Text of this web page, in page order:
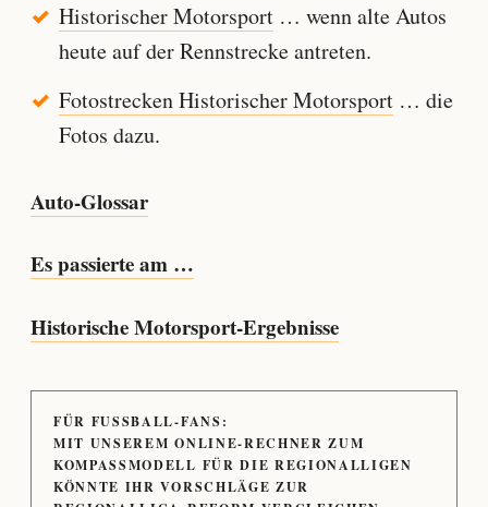
Historischer Motorsport… wenn alte Autos
heute auf der Rennstrecke antreten.
Fotostrecken Historischer Motorsport… die
Fotos dazu.
Auto-Glossar
Es passierte am …
Historische Motorsport-Ergebnisse
FÜR FUSSBALL-FANS:
MIT UNSEREM ONLINE-RECHNER ZUM
KOMPASSMODELL FÜR DIE REGIONALLIGEN
KÖNNTE IHR VORSCHLÄGE ZUR